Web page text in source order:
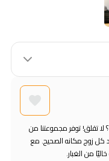
تقلق! توفر مجموعتنا من
كل زوج مكانه الصحيح. مع
من الغبار.